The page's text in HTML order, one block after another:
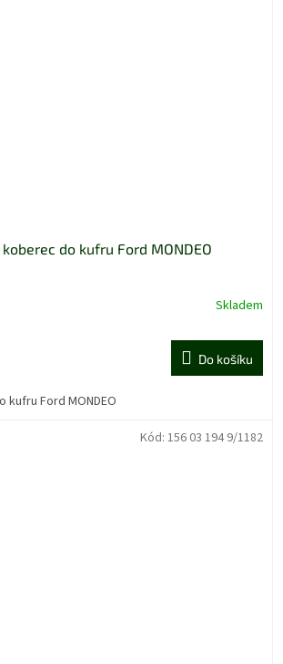
koberec do kufru Ford MONDEO
Skladem
Do košíku
Ford MONDEO
Kód: 156 03 194 9/1182